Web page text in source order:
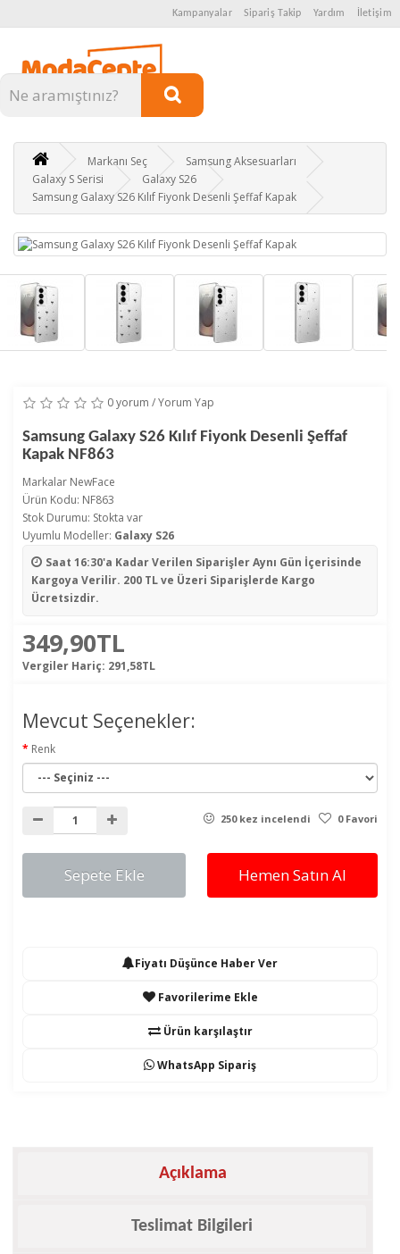
Kampanyalar Sipariş Takip Yardım İletişim
Kategoriler
Markanı Seç
Samsung Aksesuarları
Galaxy S Serisi
Galaxy S26
Samsung Galaxy S26 Kılıf Fiyonk Desenli Şeffaf Kapak
0 yorum /Yorum Yap
Samsung Galaxy S26 Kılıf Fiyonk Desenli Şeffaf
Kapak NF863
Markalar NewFace
Ürün Kodu: NF863
Stok Durumu: Stokta var
Uyumlu Modeller: Galaxy S26
Saat 16:30'a Kadar Verilen SiparişlerAynı Gün İçerisinde
Kargoya Verilir. 200 TL ve Üzeri Siparişlerde Kargo
Ücretsizdir.
349,90TL
Vergiler Hariç: 291,58TL
Mevcut Seçenekler:
Renk
250 kez incelendi 0 Favori
Sepete Ekle Hemen Satın Al
Fiyatı Düşünce Haber Ver
Favorilerime Ekle
Ürün karşılaştır
WhatsApp Sipariş
Açıklama
Teslimat Bilgileri